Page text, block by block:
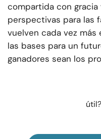
compartida con gracia
perspectivas para las
vuelven cada vez más
las bases para un
ganadores sean los
útil?